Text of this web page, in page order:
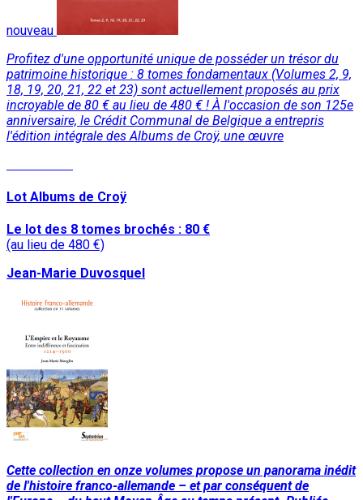
nouveau
Profitez d'une opportunité unique de posséder un trésor du
patrimoine historique : 8 tomes fondamentaux (Volumes 2, 9,
18, 19, 20, 21, 22 et 23) sont actuellement proposés au prix
incroyable de 80 € au lieu de 480 € ! À l'occasion de son 125e
anniversaire, le Crédit Communal de Belgique a entrepris
l'édition intégrale des Albums de Croÿ, une œuvre
Lot Albums de Croÿ
Le lot des 8 tomes brochés : 80 €
(au lieu de 480 €)
Jean-Marie Duvosquel
Cette collection en onze volumes propose un panorama inédit
de l'histoire franco-allemande – et par conséquent de